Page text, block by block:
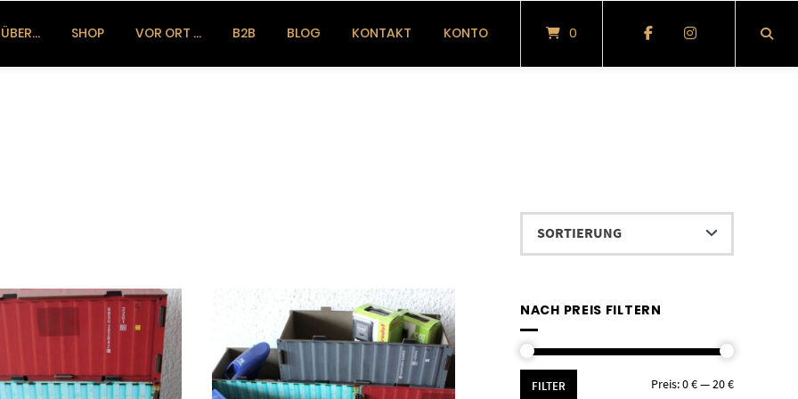
ÜBER… SHOP VOR ORT … B2B BLOG KONTAKT KONTO 0
Dieses Produkt weist mehrere Varianten auf. Die Optionen können auf der Produktseite gewählt werden Dieses Produkt weist mehrere Varianten auf. Die Optionen können auf der Produktseite gewählt werden
NACH PREIS FILTERN
Min.
Max.
FILTER Preis:0 €—20 €